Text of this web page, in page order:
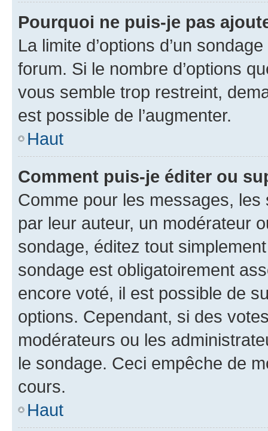
Pourquoi ne puis-je pas
La limite d’options d’un
forum. Si le nombre d’options
vous semble trop restreint,
est possible de l’augmenter.
Haut
Comment puis-je éditer ou
Comme pour les messages,
par leur auteur, un modérateur
sondage, éditez tout
sondage est obligatoirement
encore voté, il est possible de
options. Cependant, si des
modérateurs ou les
le sondage. Ceci empêche de
cours.
Haut